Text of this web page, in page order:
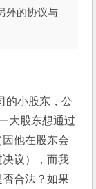
外的协议与
的小股东，公
大股东想通过
他在股东会
决议），而我
合法？如果